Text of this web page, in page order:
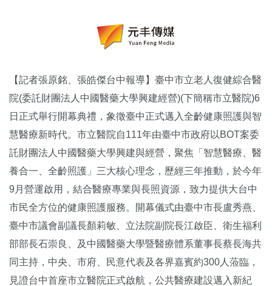
【記者張原銘、張皓傑台中報導】臺中市立老人復健綜合醫
院(委託財團法人中國醫藥大學興建經營)(下簡稱市立醫院)6
日正式舉行開幕典禮，象徵臺中正式邁入全齡健康照護與智
慧醫療新時代。市立醫院自111年由臺中市政府以BOT案委
託財團法人中國醫藥大學興建與經營，聚焦「智慧醫療、醫
養合一、全齡照護」三大核心理念，歷經三年推動，於今年
9月營運啟用，結合醫療專業與長照資源，致力提供大台中
市民全方位的健康照護服務。開幕儀式由臺中市長盧秀燕、
臺中市議會副議長顏莉敏、立法院副院長江啟臣、衛生福利
部部長石崇良、及中國醫藥大學暨醫療體系董事長蔡長海共
同主持，中央、市府、民意代表及各界嘉賓約300人蒞臨，
見證台中首座市立醫院正式啟航，公共醫療建設邁入新紀